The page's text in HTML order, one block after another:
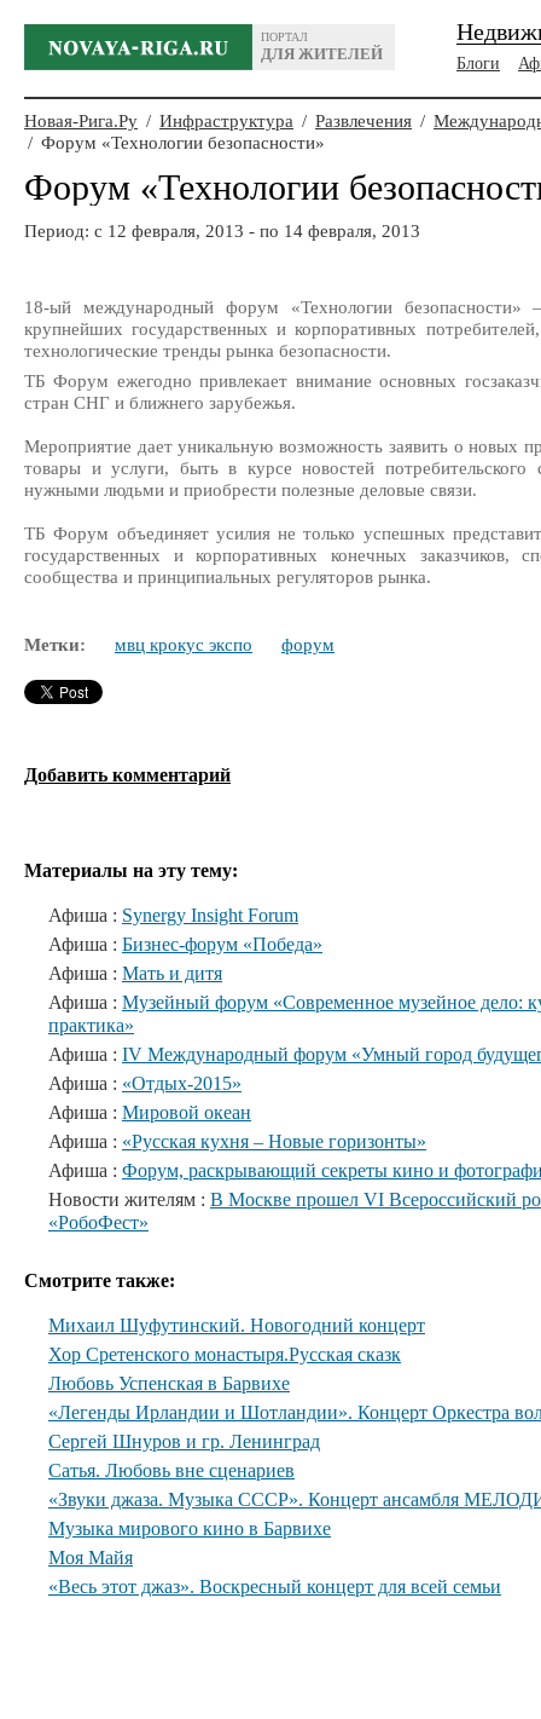
ПОРТАЛ
ДЛЯ ЖИТЕЛЕЙ
Блоги
Новая-Рига.Ру / Инфраструктура / Развлечения /
/ Форум «Технологии безопасности»
Форум «Технологии
Период: c 12 февраля, 2013 - по 14 февраля, 2013
18-ый международный форум «Технологии безопасности» –
крупнейших государственных и корпоративных
технологические тренды рынка безопасности.
ТБ Форум ежегодно привлекает внимание основных
стран СНГ и ближнего зарубежья.
Мероприятие дает уникальную возможность заявить о новых
товары и услуги, быть в курсе новостей
нужными людьми и приобрести полезные деловые связи.
ТБ Форум объединяет усилия не только успешных
государственных и корпоративных конечных заказчиков,
сообщества и принципиальных регуляторов рынка.
Метки: мвц крокус экспо форум
Добавить комментарий
Материалы на эту тему:
Афиша : Synergy Insight Forum
Афиша : Бизнес-форум «Победа»
Афиша : Мать и дитя
Афиша : Музейный форум «Современное музейное дело:
практика»
Афиша : IV Международный форум «Умный город
Афиша : «Отдых-2015»
Афиша : Мировой океан
Афиша : «Русская кухня – Новые горизонты»
Афиша : Форум, раскрывающий секреты кино и
Новости жителям : В Москве прошел VI Всероссийский
«РобоФест»
Смотрите также:
Михаил Шуфутинский. Новогодний концерт
Хор Сретенского монастыря.Русская сказк
Любовь Успенская в Барвихе
«Легенды Ирландии и Шотландии». Концерт Оркестра
Сергей Шнуров и гр. Ленинград
Сатья. Любовь вне сценариев
«Звуки джаза. Музыка СССР». Концерт ансамбля
Музыка мирового кино в Барвихе
Моя Майя
«Весь этот джаз». Воскресный концерт для всей семьи